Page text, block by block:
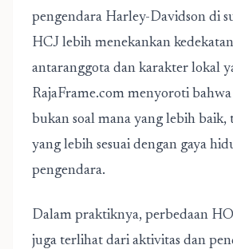
pengendara Harley-Davidson di
HCJ lebih menekankan
antaranggota dan karakter lokal
RajaFrame.com menyoroti
bukan soal mana yang lebih baik,
yang lebih sesuai dengan gaya
pengendara.
Dalam praktiknya, perbedaan
juga terlihat dari aktivitas dan